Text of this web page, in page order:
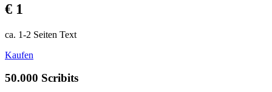
€ 1
ca. 1-2 Seiten Text
Kaufen
50.000 Scribits